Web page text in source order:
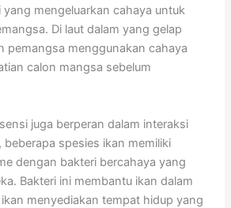
mengeluarkan cahaya untuk
Di laut dalam yang gelap
pemangsa menggunakan cahaya
calon mangsa sebelum
juga berperan dalam interaksi
spesies ikan memiliki
dengan bakteri bercahaya yang
Bakteri ini membantu ikan dalam
menyediakan tempat hidup yang